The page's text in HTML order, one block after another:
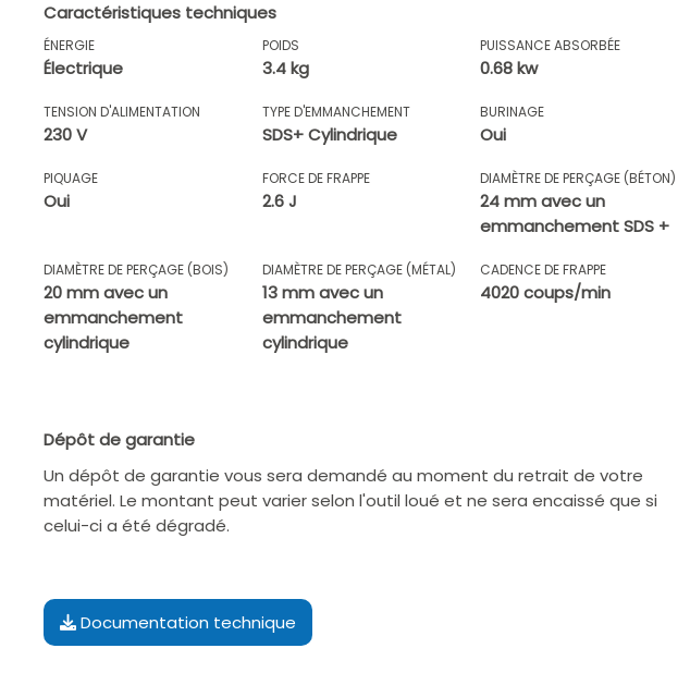
Caractéristiques techniques
ÉNERGIE
Électrique
POIDS
3.4 kg
PUISSANCE ABSORBÉE
0.68 kw
TENSION D'ALIMENTATION
230 V
TYPE D'EMMANCHEMENT
SDS+ Cylindrique
BURINAGE
Oui
PIQUAGE
Oui
FORCE DE FRAPPE
2.6 J
DIAMÈTRE DE PERÇAGE (BÉTON)
24 mm avec un
emmanchement SDS +
DIAMÈTRE DE PERÇAGE (BOIS)
20 mm avec un
emmanchement
cylindrique
DIAMÈTRE DE PERÇAGE (MÉTAL)
13 mm avec un
emmanchement
cylindrique
CADENCE DE FRAPPE
4020 coups/min
Dépôt de garantie
Un dépôt de garantie vous sera demandé au moment du retrait de votre
matériel. Le montant peut varier selon l'outil loué et ne sera encaissé que si
celui-ci a été dégradé.
Documentation technique